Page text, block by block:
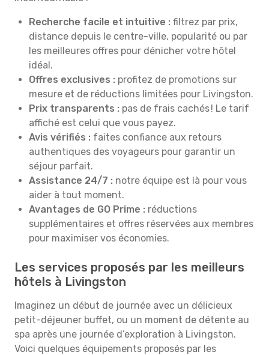
Recherche facile et intuitive : filtrez par prix,
distance depuis le centre-ville, popularité ou par
les meilleures offres pour dénicher votre hôtel
idéal.
Offres exclusives : profitez de promotions sur
mesure et de réductions limitées pour Livingston.
Prix transparents : pas de frais cachés ! Le tarif
affiché est celui que vous payez.
Avis vérifiés : faites confiance aux retours
authentiques des voyageurs pour garantir un
séjour parfait.
Assistance 24/7 : notre équipe est là pour vous
aider à tout moment.
Avantages de GO Prime : réductions
supplémentaires et offres réservées aux membres
pour maximiser vos économies.
Les services proposés par les meilleurs
hôtels à Livingston
Imaginez un début de journée avec un délicieux
petit-déjeuner buffet, ou un moment de détente au
spa après une journée d’exploration à Livingston.
Voici quelques équipements proposés par les